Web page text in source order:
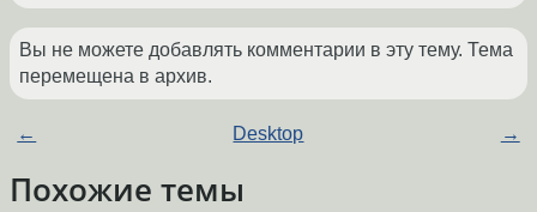
Вы не можете добавлять комментарии в эту тему. Тема
перемещена в архив.
← Desktop →
Похожие темы